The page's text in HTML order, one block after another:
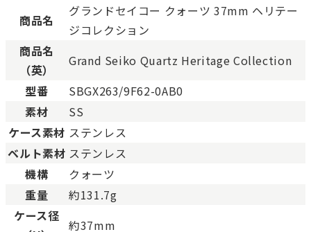
SAランク
未使用同様品。数回使用した程度、もしくは新
態の商品。
Aランク
ABランク
少々使用感はありますが、キズや汚れが少なめ
態の良い商品。
Bランク
一般的な使用感があり、傷・汚れがあるが使用
い商品。
BCランクとても使用感のある商品。傷や汚れなどがあり、
合があります。
Cランク
色濃く使用感があり、傷や汚れが多く目立つ場
す。
商品名
グランドセイコー クォーツ 37mm ヘリテー
ジコレクション
商品名
（英）
Grand Seiko Quartz Heritage Collection
型番
SBGX263/9F62-0AB0
素材
SS
ケース素材 ステンレス
ベルト素材 ステンレス
機構
クォーツ
重量
約131.7g
ケース径
約37mm